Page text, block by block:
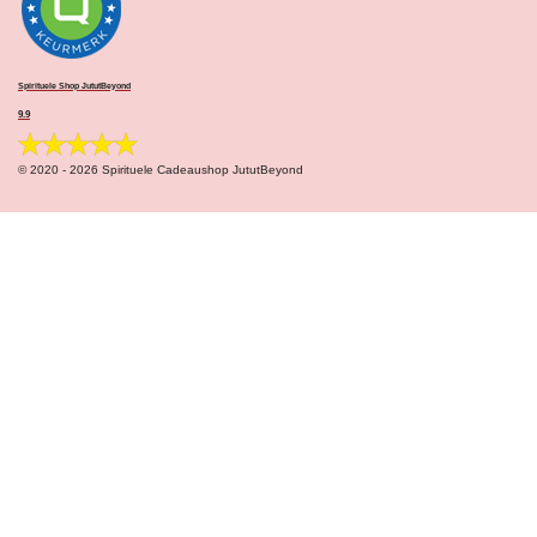
Spirituele Shop JututBeyond
9.9
© 2020 - 2026 Spirituele Cadeaushop JututBeyond